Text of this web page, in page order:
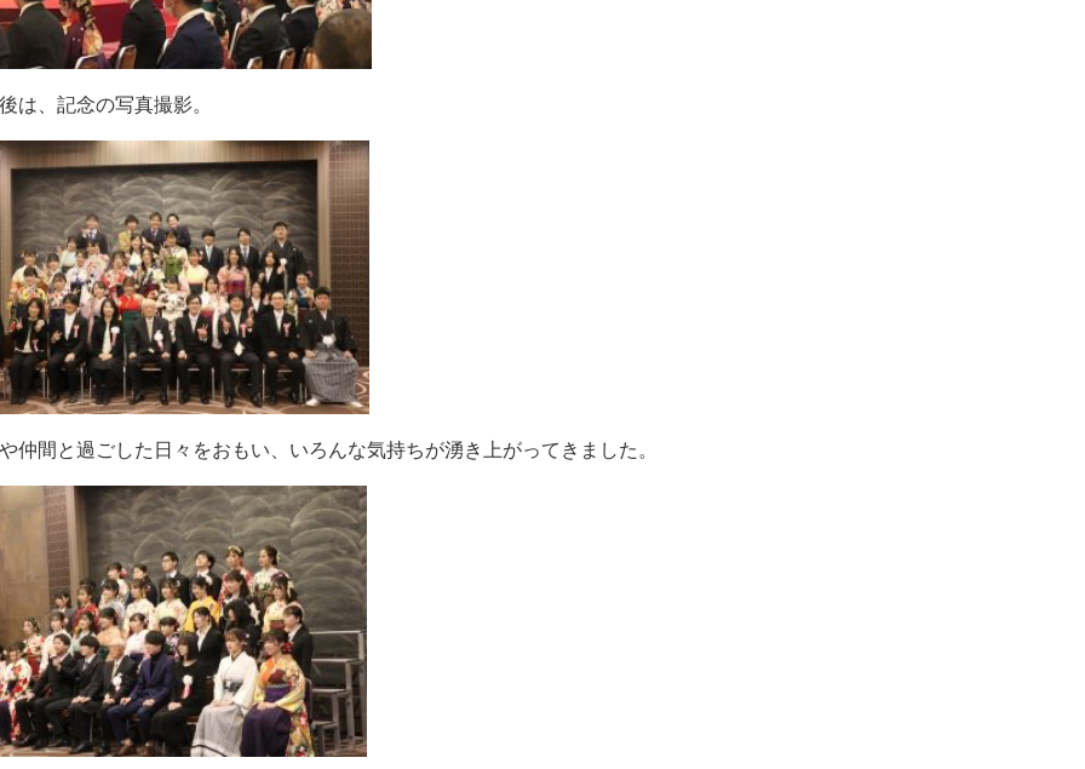
は、記念の写真撮影。
仲間と過ごした日々をおもい、いろんな気持ちが湧き上がってきました。